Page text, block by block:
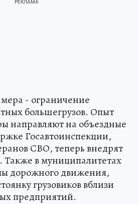
- ограничение
большегрузов. Опыт
направляют на объездные
Госавтоинспекции,
СВО, теперь внедрят
Также в муниципалитетах
дорожного движения,
грузовиков вблизи
предприятий.